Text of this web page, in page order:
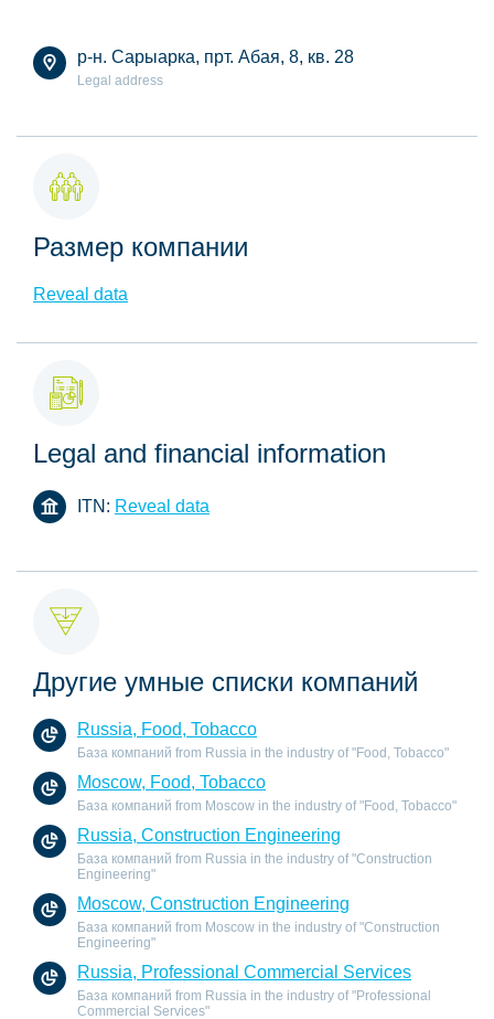
р-н. Сарыарка, прт. Абая, 8, кв. 28
Legal address
Размер компании
Reveal data
Legal and financial information
ITN: Reveal data
Другие умные списки компаний
Russia, Food, Tobacco
База компаний from Russia in the industry of "Food, Tobacco"
Moscow, Food, Tobacco
База компаний from Moscow in the industry of "Food, Tobacco"
Russia, Construction Engineering
База компаний from Russia in the industry of "Construction
Engineering"
Moscow, Construction Engineering
База компаний from Moscow in the industry of "Construction
Engineering"
Russia, Professional Commercial Services
База компаний from Russia in the industry of "Professional
Commercial Services"